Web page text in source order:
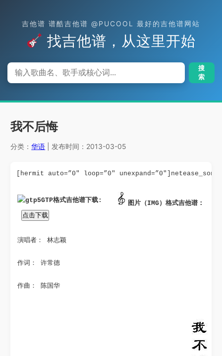
吉他谱 谱酷吉他谱 @PUCOOL 最好的吉他谱网站
找吉他谱，从这里开始
搜
索
我不后悔
分类：华语 | 发布时间：2013-03-05
[hermit auto=”0″ loop=”0″
GTP格式吉他谱下载: 图片（IMG）格式吉他谱：
演唱者： 林志颖
作词： 许常德
作曲： 陈国华